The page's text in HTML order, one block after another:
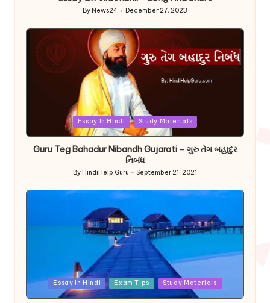
Posted
By News24 December 27, 2023
Essay In Hindi Study Materials
Guru Teg Bahadur Nibandh Gujarati – ગુરુ તેગ બહાદુર
નિબંધ
Posted
by
By HindiHelp Guru September 21, 2021
PostedEssay In Hindi Exam Tips Study Materials